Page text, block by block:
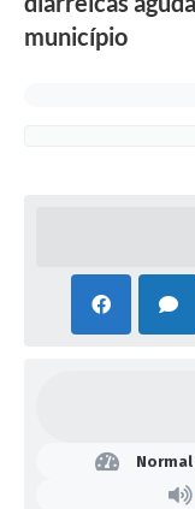
município